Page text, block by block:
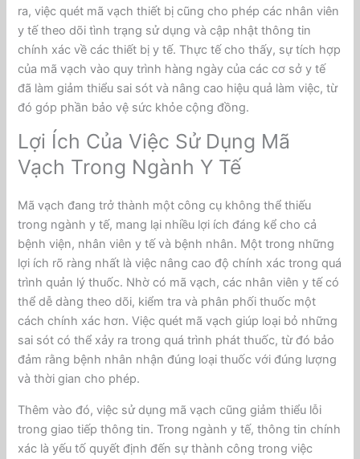
ra, việc quét mã vạch thiết bị cũng cho phép các nhân viên
y tế theo dõi tình trạng sử dụng và cập nhật thông tin
chính xác về các thiết bị y tế. Thực tế cho thấy, sự tích hợp
của mã vạch vào quy trình hàng ngày của các cơ sở y tế
đã làm giảm thiểu sai sót và nâng cao hiệu quả làm việc, từ
đó góp phần bảo vệ sức khỏe cộng đồng.
Lợi Ích Của Việc Sử Dụng Mã
Vạch Trong Ngành Y Tế
Mã vạch đang trở thành một công cụ không thể thiếu
trong ngành y tế, mang lại nhiều lợi ích đáng kể cho cả
bệnh viện, nhân viên y tế và bệnh nhân. Một trong những
lợi ích rõ ràng nhất là việc nâng cao độ chính xác trong quá
trình quản lý thuốc. Nhờ có mã vạch, các nhân viên y tế có
thể dễ dàng theo dõi, kiểm tra và phân phối thuốc một
cách chính xác hơn. Việc quét mã vạch giúp loại bỏ những
sai sót có thể xảy ra trong quá trình phát thuốc, từ đó bảo
đảm rằng bệnh nhân nhận đúng loại thuốc với đúng lượng
và thời gian cho phép.
Thêm vào đó, việc sử dụng mã vạch cũng giảm thiểu lỗi
trong giao tiếp thông tin. Trong ngành y tế, thông tin chính
xác là yếu tố quyết định đến sự thành công trong việc